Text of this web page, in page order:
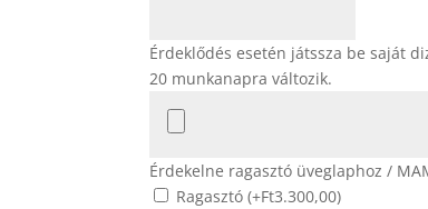
Érdeklődés esetén játssza be saját
20 munkanapra változik.
Érdekelne ragasztó üveglaphoz /
Ragasztó (+Ft3.300,00)